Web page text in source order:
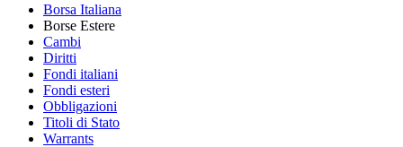
Borsa Italiana
Borse Estere
Cambi
Diritti
Fondi italiani
Fondi esteri
Obbligazioni
Titoli di Stato
Warrants